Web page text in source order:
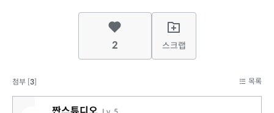
2 스크랩
첨부 [3] 목록